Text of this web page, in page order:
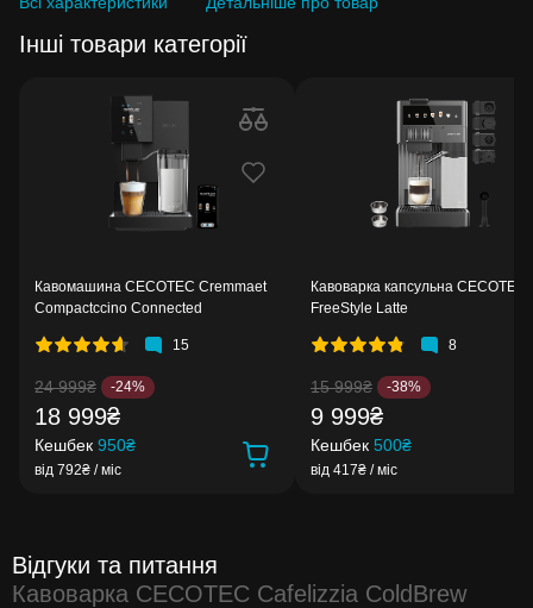
Інші товари категорії
Кавомашина CECOTEC Cremmaet
Compactccino Connected
15
24 999₴ -24%
18 999₴
Кешбек 950₴
від 792₴ / міс
Кавоварка капсульна CECOTEC
FreeStyle Latte
8
15 999₴ -38%
9 999₴
Кешбек 500₴
від 417₴ / міс
Відгуки та питання
Кавоварка CECOTEC Cafelizzia ColdBrew